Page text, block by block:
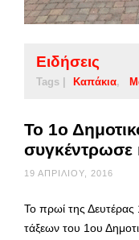
Ειδήσεις
Tags | Καπάκια
Το 1ο
συγκέντρωσε
19 ΑΠΡΙΛΊΟΥ, 2016
Το πρωί της Δευτέρας
τάξεων του 1ου